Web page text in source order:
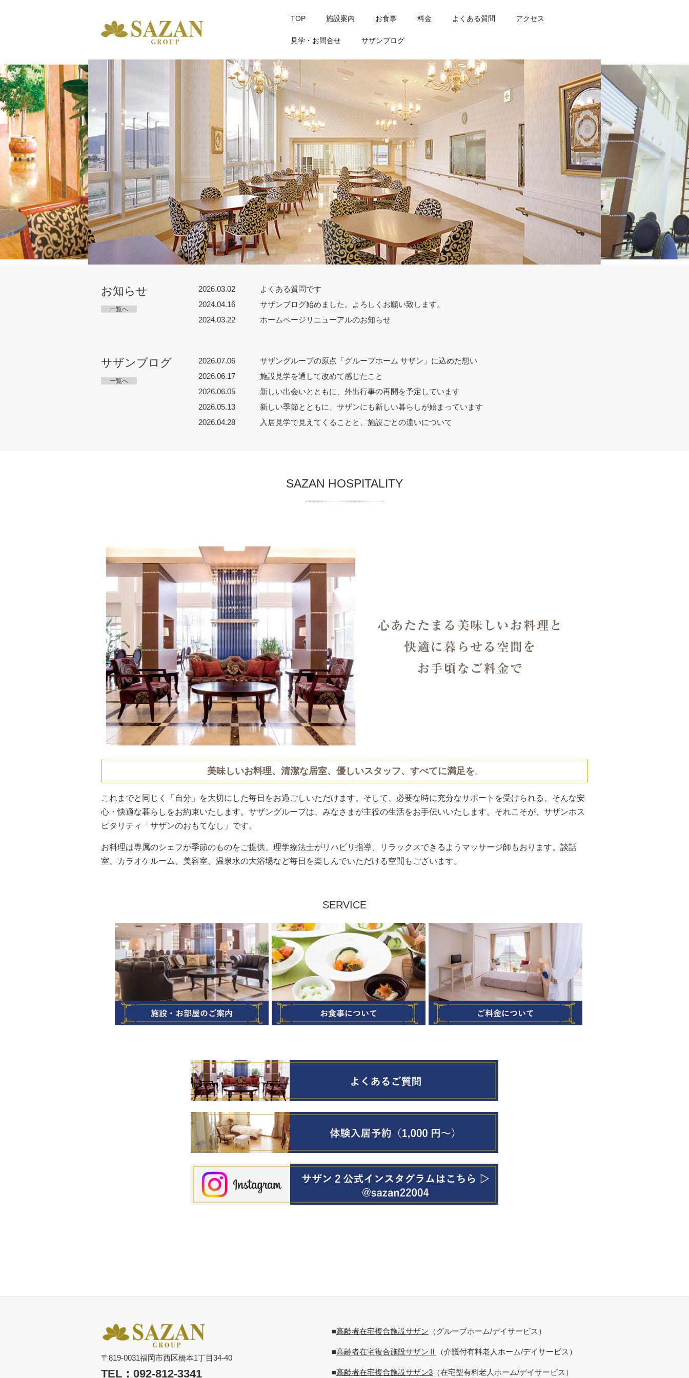
TOP 施設案内 お食事 料金 よくある質問 アクセス
見学・お問合せ サザンブログ
お知らせ
一覧へ
2026.03.02
よくある質問です
2024.04.16
サザンブログ始めました。よろしくお願い致します。
2024.03.22
ホームページリニューアルのお知らせ
サザンブログ
一覧へ
2026.07.06
サザングループの原点「グループホーム サザン」に込めた想い
2026.06.17
施設見学を通して改めて感じたこと
2026.06.05
新しい出会いとともに、外出行事の再開を予定しています
2026.05.13
新しい季節とともに、サザンにも新しい暮らしが始まっています
2026.04.28
入居見学で見えてくることと、施設ごとの違いについて
SAZAN HOSPITALITY
美味しいお料理、清潔な居室、優しいスタッフ、すべてに満足を。
これまでと同じく「自分」を大切にした毎日をお過ごしいただけます。そして、必要な時に充分なサポートを受けられる、そんな安
心・快適な暮らしをお約束いたします。サザングループは、みなさまが主役の生活をお手伝いいたします。それこそが、サザンホス
ピタリティ「サザンのおもてなし」です。
お料理は専属のシェフが季節のものをご提供、理学療法士がリハビリ指導、リラックスできるようマッサージ師もおります。談話
室、カラオケルーム、美容室、温泉水の大浴場など毎日を楽しんでいただける空間もございます。
SERVICE
〒819-0031福岡市西区橋本1丁目34-40
TEL：092-812-3341
■高齢者在宅複合施設サザン （グループホーム/デイサービス）
■高齢者在宅複合施設サザンⅡ （介護付有料老人ホーム/デイサービス）
■高齢者在宅複合施設サザン3 （在宅型有料老人ホーム/デイサービス）